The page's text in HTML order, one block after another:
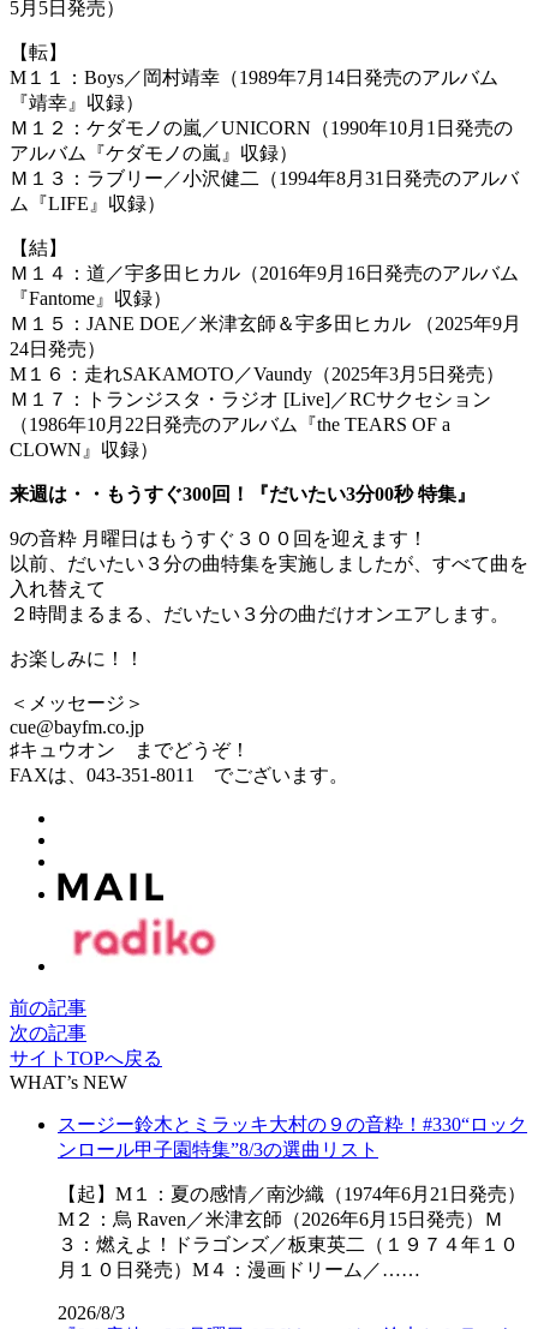
5月5日発売）
【転】
M１１：Boys／岡村靖幸（1989年7月14日発売のアルバム
『靖幸』収録）
Ｍ１２：ケダモノの嵐／UNICORN（1990年10月1日発売の
アルバム『ケダモノの嵐』収録）
Ｍ１３：ラブリー／小沢健二（1994年8月31日発売のアルバ
ム『LIFE』収録）
【結】
Ｍ１４：道／宇多田ヒカル（2016年9月16日発売のアルバム
『Fantome』収録）
Ｍ１５：JANE DOE／米津玄師＆宇多田ヒカル （2025年9月
24日発売）
M１６：走れSAKAMOTO／Vaundy（2025年3月5日発売）
Ｍ１７：トランジスタ・ラジオ [Live]／RCサクセション
（1986年10月22日発売のアルバム『the TEARS OF a
CLOWN』収録）
来週は・・もうすぐ300回！『だいたい3分00秒 特集』
9の音粋 月曜日はもうすぐ３００回を迎えます！
以前、だいたい３分の曲特集を実施しましたが、すべて曲を
入れ替えて
２時間まるまる、だいたい３分の曲だけオンエアします。
お楽しみに！！
＜メッセージ＞
cue@bayfm.co.jp
♯キュウオン までどうぞ！
FAXは、043-351-8011 でございます。
前の記事
次の記事
サイトTOPへ戻る
WHAT’s NEW
スージー鈴木とミラッキ大村の９の音粋！#330“ロック
ンロール甲子園特集”8/3の選曲リスト
【起】M１：夏の感情／南沙織（1974年6月21日発売）
M２：烏 Raven／米津玄師（2026年6月15日発売）Ｍ
３：燃えよ！ドラゴンズ／板東英二（１９７４年１０
月１０日発売）M４：漫画ドリーム／……
2026/8/3